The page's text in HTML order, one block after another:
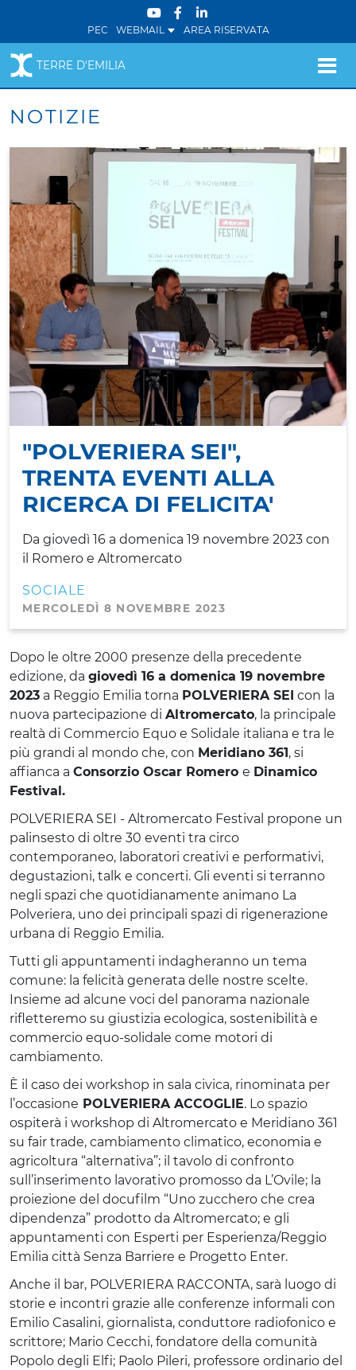
PEC WEBMAIL AREA RISERVATA
TERRE D'EMILIA
NOTIZIE
"POLVERIERA SEI",
TRENTA EVENTI ALLA
RICERCA DI FELICITA'
Da giovedì 16 a domenica 19 novembre 2023 con
il Romero e Altromercato
SOCIALE
MERCOLEDÌ 8 NOVEMBRE 2023
Dopo le oltre 2000 presenze della precedente
edizione, da giovedì 16 a domenica 19 novembre
2023 a Reggio Emilia torna POLVERIERA SEI con la
nuova partecipazione di Altromercato, la principale
realtà di Commercio Equo e Solidale italiana e tra le
più grandi al mondo che, con Meridiano 361, si
affianca a Consorzio Oscar Romero e Dinamico
Festival.
POLVERIERA SEI - Altromercato Festival propone un
palinsesto di oltre 30 eventi tra circo
contemporaneo, laboratori creativi e performativi,
degustazioni, talk e concerti. Gli eventi si terranno
negli spazi che quotidianamente animano La
Polveriera, uno dei principali spazi di rigenerazione
urbana di Reggio Emilia.
Tutti gli appuntamenti indagheranno un tema
comune: la felicità generata delle nostre scelte.
Insieme ad alcune voci del panorama nazionale
rifletteremo su giustizia ecologica, sostenibilità e
commercio equo-solidale come motori di
cambiamento.
È il caso dei workshop in sala civica, rinominata per
l’occasione POLVERIERA ACCOGLIE. Lo spazio
ospiterà i workshop di Altromercato e Meridiano 361
su fair trade, cambiamento climatico, economia e
agricoltura “alternativa”; il tavolo di confronto
sull’inserimento lavorativo promosso da L’Ovile; la
proiezione del docufilm “Uno zucchero che crea
dipendenza” prodotto da Altromercato; e gli
appuntamenti con Esperti per Esperienza/Reggio
Emilia città Senza Barriere e Progetto Enter.
Anche il bar, POLVERIERA RACCONTA, sarà luogo di
storie e incontri grazie alle conferenze informali con
Emilio Casalini, giornalista, conduttore radiofonico e
scrittore; Mario Cecchi, fondatore della comunità
Popolo degli Elfi; Paolo Pileri, professore ordinario del